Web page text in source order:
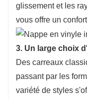
Tout est
Contactez-nous :
glissement et les
vous offre un
3. Un large choix
Des carreaux
passant par les
variété de styles